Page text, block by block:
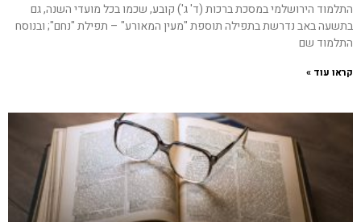
התלמוד הירושלמי במסכת ברכות (ד' ג') קובע, שכמו בכל מועדי השנה, גם
בתשעה באב נדרשת בתפילה תוספת "מעין המאורע" – תפילת "נחם"; ובנוסח
התלמוד שם
קראו עוד »